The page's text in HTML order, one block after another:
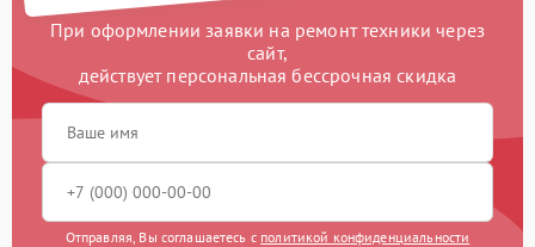
При оформлении заявки на ремонт техники через
сайт,
действует персональная бессрочная скидка
Отправляя, Вы соглашаетесь с политикой конфиденциальности